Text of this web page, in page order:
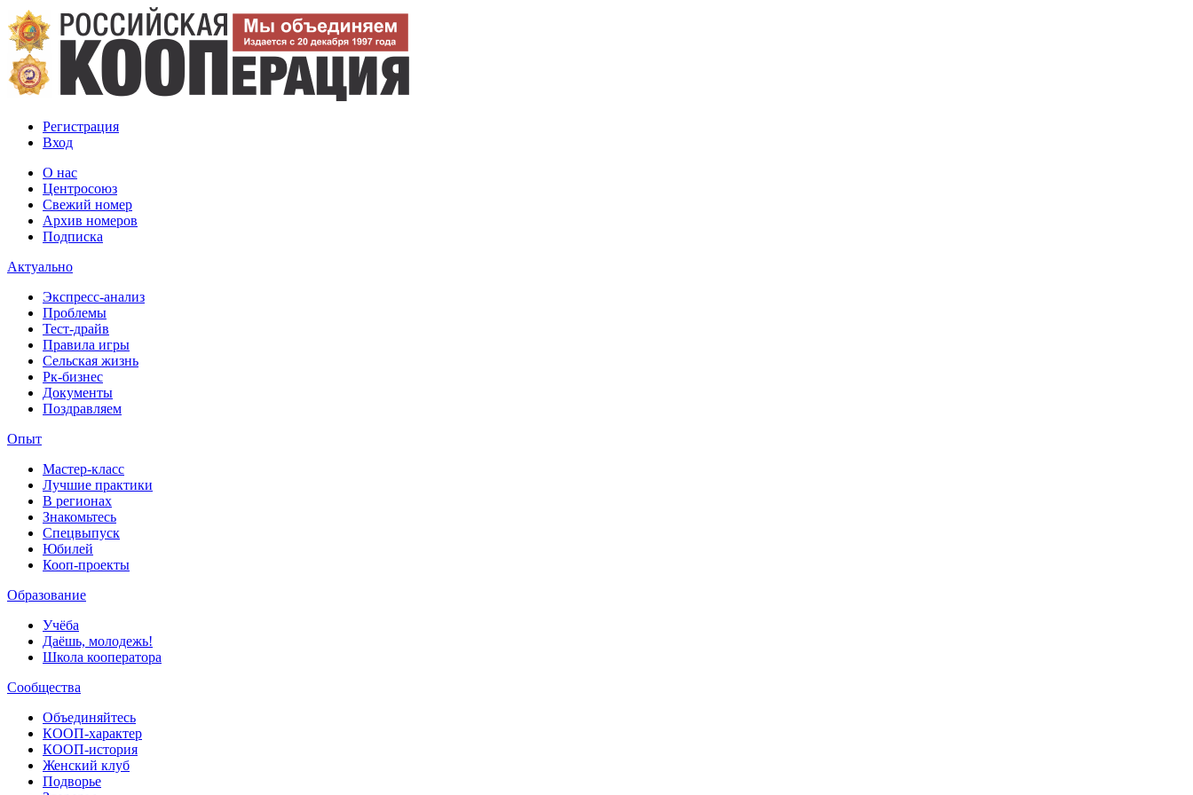
Регистрация
Вход
О нас
Центросоюз
Свежий номер
Архив номеров
Подписка
Актуально
Экспресс-анализ
Проблемы
Тест-драйв
Правила игры
Сельская жизнь
Рк-бизнес
Документы
Поздравляем
Опыт
Мастер-класс
Лучшие практики
В регионах
Знакомьтесь
Спецвыпуск
Юбилей
Кооп-проекты
Образование
Учёба
Даёшь, молодежь!
Школа кооператора
Сообщества
Объединяйтесь
КООП-характер
КООП-история
Женский клуб
Подворье